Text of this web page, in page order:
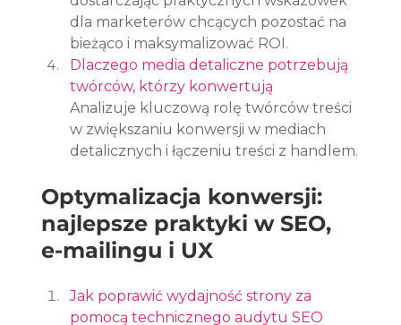
dla marketerów chcących pozostać na
bieżąco i maksymalizować ROI.
Dlaczego media detaliczne potrzebują
twórców, którzy konwertują
Analizuje kluczową rolę twórców treści
w zwiększaniu konwersji w mediach
detalicznych i łączeniu treści z handlem.
Optymalizacja konwersji:
najlepsze praktyki w SEO,
e-mailingu i UX
Jak poprawić wydajność strony za
pomocą technicznego audytu SEO